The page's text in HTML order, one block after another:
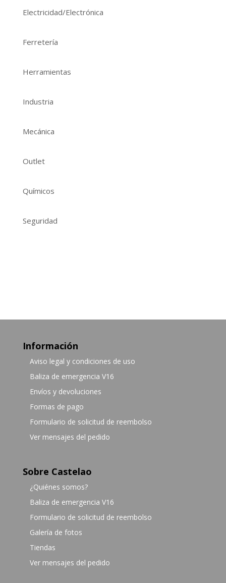
Electricidad/Electrónica
Ferretería
Herramientas
Industria
Mecánica
Outlet
Químicos
Seguridad
Información
Aviso legal y condiciones de uso
Baliza de emergencia V16
Envíos y devoluciones
Formas de pago
Formulario de solicitud de reembolso
Ver mensajes del pedido
Sobre Castelao
¿Quiénes somos?
Baliza de emergencia V16
Formulario de solicitud de reembolso
Galería de fotos
Tiendas
Ver mensajes del pedido